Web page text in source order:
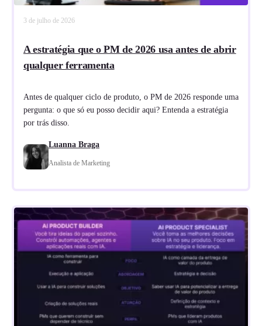
3 de julho de 2026
A estratégia que o PM de 2026 usa antes de abrir
qualquer ferramenta
Antes de qualquer ciclo de produto, o PM de 2026 responde uma
pergunta: o que só eu posso decidir aqui? Entenda a estratégia
por trás disso.
Luanna Braga
Analista de Marketing